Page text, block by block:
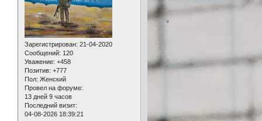
Зарегистрирован: 21-04-2020
Сообщений: 120
Уважение: +458
Позитив: +777
Пол: Женский
Провел на форуме:
13 дней 9 часов
Последний визит:
04-08-2026 18:39:21